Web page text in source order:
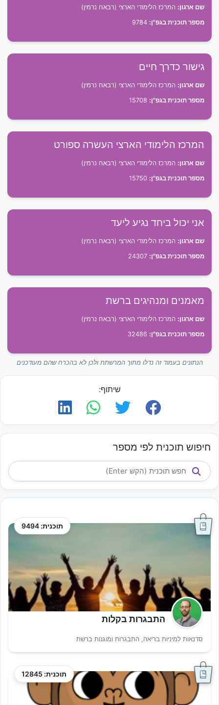
שם ארגון: המרכז הלימודי הארצי (רבאח נרמין)
מספר תוכנית בגפ"ן:
גישור כדרך חיים
שם ארגון: המרכז הלימודי הארצי (רבאח נרמין)
מספר תוכנית בגפ"ן:
המרכז הלימודי הארצי העשרה ספורט
שם ארגון: המרכז הלימודי הארצי (רבאח נרמין)
מספר תוכנית בגפ"ן:
אני יכול ביחד נגיע ליעד
שם ארגון: המרכז הלימודי הארצי (רבאח נרמין)
מספר תוכנית בגפ"ן:
מאמנים ומנהיגים ברשת
שם ארגון: המרכז הלימודי הארצי (רבאח נרמין)
מספר תוכנית בגפ"ן:
הנתונים בעמוד זה נדלו מתוך המרשתת ולכן לא בהכרח שהם מעודכנים
שיתוף:
חיפוש תוכנית לפי מספר
תוכנית: 9494
התבגרות בקלות
סדנאות למיניות בריאה, התבגרות ומוגנות ברשת
תוכנית: 12845